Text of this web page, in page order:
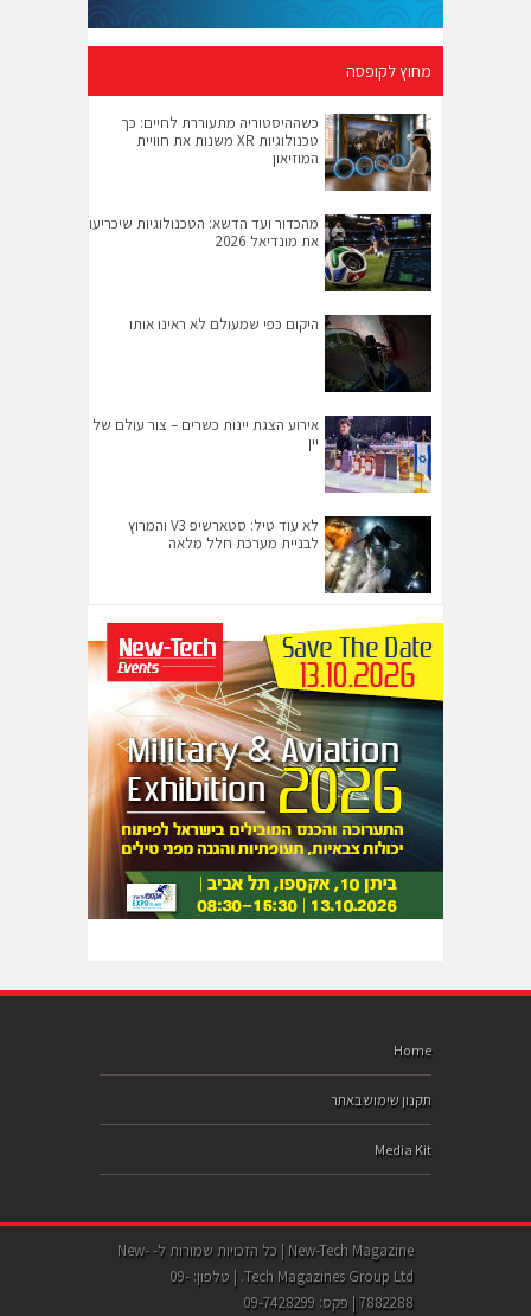
מחוץ לקופסה
כשההיסטוריה מתעוררת לחיים: כך
טכנולוגיות XR משנות את חוויית
המוזיאון
מהכדור ועד הדשא: הטכנולוגיות שיכריעו
את מונדיאל 2026
היקום כפי שמעולם לא ראינו אותו
אירוע הצגת יינות כשרים – צור עולם של
יין
לא עוד טיל: סטארשיפ V3 והמרוץ
לבניית מערכת חלל מלאה
Home
תקנון שימוש באתר
Media Kit
New-Tech Magazine | כל הזכויות שמורות ל- New-
Tech Magazines Group Ltd. | טלפון: 09-
7882288 | פקס: 09-7428299